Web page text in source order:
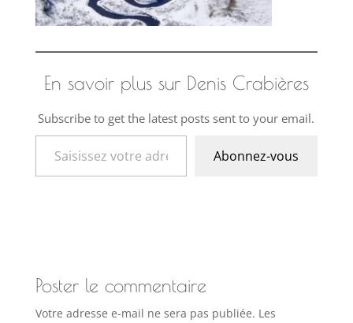
En savoir plus sur Denis Crabières
Subscribe to get the latest posts sent to your email.
Saisissez votre adresse e-mail…
Abonnez-vous
Poster le commentaire
Votre adresse e-mail ne sera pas publiée. Les